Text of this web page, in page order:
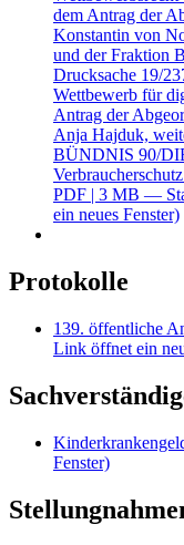
dem Antrag der
Konstantin von
und der Fraktion
Drucksache 19/
Wettbewerb für
Antrag der
Anja Hajduk,
BÜNDNIS 90/
PDF | 3 MB —
ein neues Fenster)
Protokolle
139. öffentliche
Link öffnet ein
Fenster)